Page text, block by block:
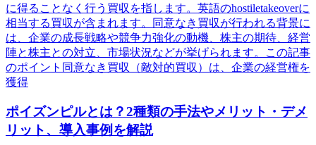
に得ることなく行う買収を指します。英語のhostiletakeoverに
相当する買収が含まれます。同意なき買収が行われる背景に
は、企業の成長戦略や競争力強化の動機、株主の期待、経営
陣と株主との対立、市場状況などが挙げられます。この記事
のポイント同意なき買収（敵対的買収）は、企業の経営権を
獲得
ポイズンピルとは？2種類の手法やメリット・デメ
リット、導入事例を解説